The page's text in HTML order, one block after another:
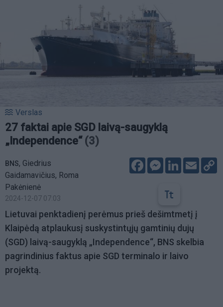
Verslas
27 faktai apie SGD laivą-saugyklą
„Independence“ (3)
BNS, Giedrius
Gaidamavičius, Roma
Pakėnienė
2024-12-07 07:03
FacebookMessenger
LinkedIn
Email
Lietuvai penktadienį perėmus prieš dešimtmetį į
Klaipėdą atplaukusį suskystintųjų gamtinių dujų
(SGD) laivą-saugyklą „Independence“, BNS skelbia
pagrindinius faktus apie SGD terminalo ir laivo
projektą.